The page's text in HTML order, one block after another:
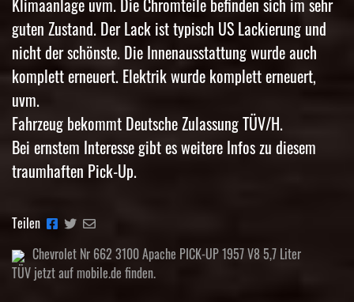
Klimaanlage uvm. Die Chromteile befinden sich im sehr
guten Zustand. Der Lack ist typisch US Lackierung und
nicht der schönste. Die Innenausstattung wurde auch
komplett erneuert. Elektrik wurde komplett erneuert,
uvm.
Fahrzeug bekommt Deutsche Zulassung TÜV/H.
Bei ernstem Interesse gibt es weitere Infos zu diesem
traumhaften Pick-Up.
Teilen
Chevrolet Nr 662 3100 Apache PICK-UP 1957 V8 5,7 Liter
TÜV jetzt auf mobile.de finden.